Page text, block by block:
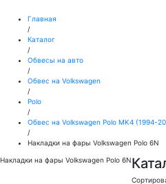
Главная
/
Каталог
/
Обвесы на авто
/
Обвес на Volkswagen
/
Polo
/
Обвес на Volkswagen Polo MK4 (1994-
/
Накладки на фары Volkswagen Polo 6N
Накладки на фары Volkswagen Polo 6N